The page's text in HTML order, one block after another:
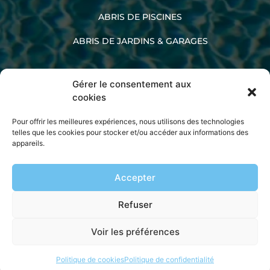
Gérer le consentement aux
cookies
Pour offrir les meilleures expériences, nous utilisons des technologies
telles que les cookies pour stocker et/ou accéder aux informations des
appareils.
Accepter
Refuser
Voir les préférences
Politique de cookiesPolitique de confidentialité
ABRIS DE PISCINES
ABRIS DE JARDINS & GARAGES
02 33 60 47 45
Mentions légales
Politique de confidentialité